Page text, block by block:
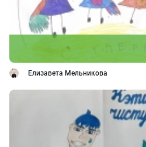
Елизавета Мельникова